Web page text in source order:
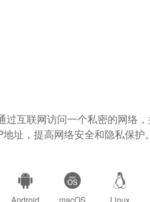
过互联网访问一个私密的网络
址，提高网络安全和隐私保护。